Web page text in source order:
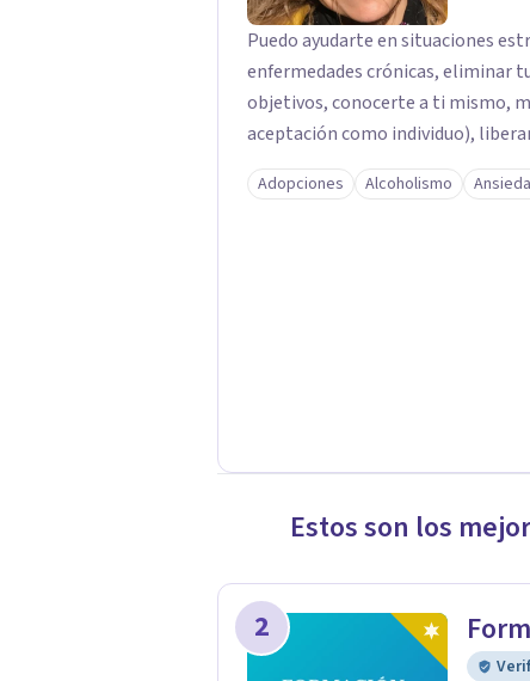
Puedo ayudarte en situaciones
enfermedades crónicas, eliminar
objetivos, conocerte a ti mismo,
aceptación como individuo),
Adopciones Alcoholismo
Estos son los
2